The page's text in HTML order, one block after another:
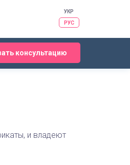
УКР
РУС
консультацию
и владеют